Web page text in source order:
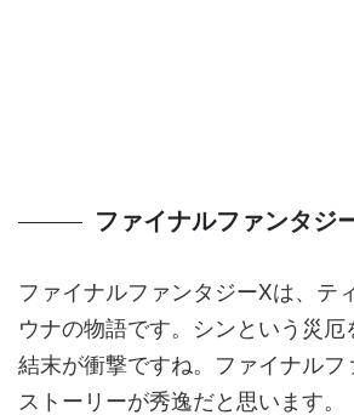
ファイナルファンタジ
ファイナルファンタジーXは、テ
ウナの物語です。シンという災
結末が衝撃ですね。ファイナルフ
ストーリーが秀逸だと思います。